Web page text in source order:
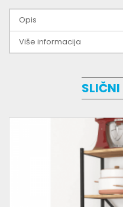
Opis
Više informacija
SLIČNI